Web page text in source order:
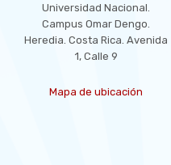
Universidad Nacional.
Campus Omar Dengo.
Heredia. Costa Rica. Avenida
1, Calle 9
Mapa de ubicación